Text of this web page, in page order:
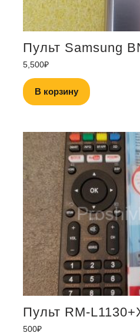
Пульт Samsung
5,500₽
В корзину
Пульт RM-
500₽